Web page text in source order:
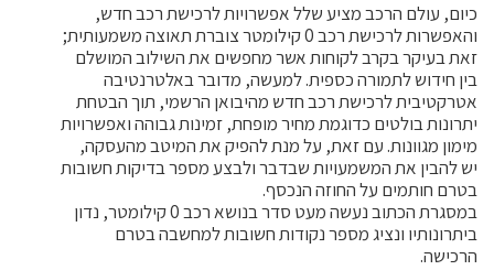
כיום, עולם הרכב מציע שלל אפשרויות לרכישת רכב חדש,
והאפשרות לרכישת רכב 0 קילומטר צוברת תאוצה משמעותית;
זאת בעיקר בקרב לקוחות אשר מחפשים את השילוב המושלם
בין חידוש לתמורה כספית. למעשה, מדובר באלטרנטיבה
אטרקטיבית לרכישת רכב חדש מהיבואן הרשמי, תוך הבטחת
יתרונות בולטים כדוגמת מחיר מופחת, זמינות גבוהה ואפשרויות
מימון מגוונות. עם זאת, על מנת להפיק את המיטב מהעסקה,
יש להבין את המשמעויות שבדבר ולבצע מספר בדיקות חשובות
בטרם חותמים על החוזה הנכסף.
במסגרת הכתוב נעשה מעט סדר בנושא רכב 0 קילומטר, נדון
ביתרונותיו ונציג מספר נקודות חשובות למחשבה בטרם
הרכישה.